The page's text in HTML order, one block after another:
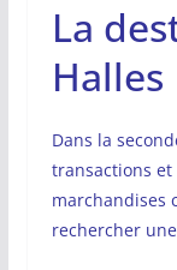
La
Halles
Dans la
transactions
marchandises
rechercher